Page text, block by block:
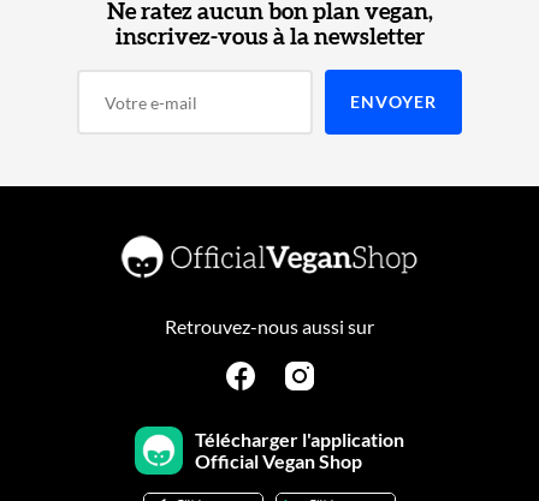
Ne ratez aucun bon plan vegan,
inscrivez-vous à la newsletter
Retrouvez-nous aussi sur
Télécharger l'application
Official Vegan Shop